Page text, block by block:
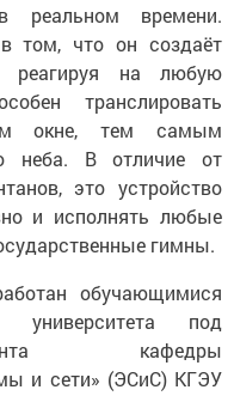
реальном времени.
том, что он создаёт
реагируя на любую
транслировать
окне, тем самым
неба. В отличие от
это устройство
и исполнять любые
гимны.
обучающимися
университета под
кафедры
и сети» (ЭСиС) КГЭУ